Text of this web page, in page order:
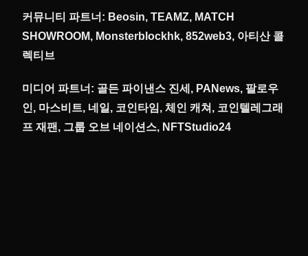
커뮤니티 파트너: Beosin, TEAMZ, MATCH
SHOWROOM, Monsterblockhk, 852web3, 아티산 콜
렉티브
미디어 파트너: 골든 파이낸스 진세, PANews, 팔로우
인, 마스비트, 네일, 코인타임, 체인 캐쳐, 코인텔레그래
프 재팬, 그룹 오브 네이션스, NFTStudio24